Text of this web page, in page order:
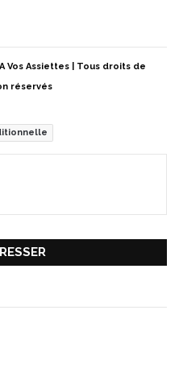
Vos Assiettes | Tous droits de
réservés